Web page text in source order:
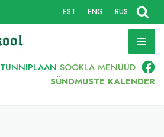
EST ENG RUS
TUNNIPLAAN SÖÖKLA MENÜÜD
SÜNDMUSTE KALENDER